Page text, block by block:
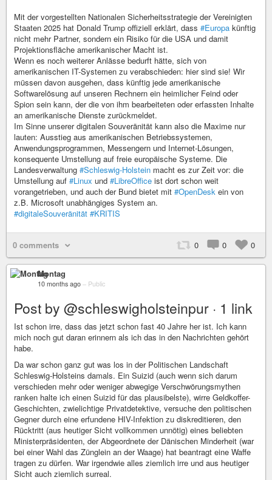
Mit der vorgestellten Nationalen Sicherheitsstrategie der Vereinigten
Staaten 2025 hat Donald Trump offiziell erklärt, dass #Europa künftig
nicht mehr Partner, sondern ein Risiko für die USA und damit
Projektionsfläche amerikanischer Macht ist.
Wenn es noch weiterer Anlässe bedurft hätte, sich von
amerikanischen IT-Systemen zu verabschieden: hier sind sie! Wir
müssen davon ausgehen, dass künftig jede amerikanische
Softwarelösung auf unseren Rechnern ein heimlicher Feind oder
Spion sein kann, der die von ihm bearbeiteten oder erfassten Inhalte
an amerikanische Dienste zurückmeldet.
Im Sinne unserer digitalen Souveränität kann also die Maxime nur
lauten: Ausstieg aus amerikanischen Betriebssystemen,
Anwendungsprogrammen, Messengern und Internet-Lösungen,
konsequente Umstellung auf freie europäische Systeme. Die
Landesverwaltung #Schleswig-Holstein macht es zur Zeit vor: die
Umstellung auf #Linux und #LibreOffice ist dort schon weit
vorangetrieben, und auch der Bund bietet mit #OpenDesk ein von
z.B. Microsoft unabhängiges System an.
#digitaleSouveränität #KRITIS
0 comments 0 0 0
Montag
10 months ago – Public
Post by @schleswigholsteinpur · 1 link
Ist schon irre, dass das jetzt schon fast 40 Jahre her ist. Ich kann
mich noch gut daran erinnern als ich das in den Nachrichten gehört
habe.
Da war schon ganz gut was los in der Politischen Landschaft
Schleswig-Holsteins damals. Ein Suizid (auch wenn sich darum
verschieden mehr oder weniger abwegige Verschwörungsmythen
ranken halte ich einen Suizid für das plausibelste), wirre Geldkoffer-
Geschichten, zwielichtige Privatdetektive, versuche den politischen
Gegner durch eine erfundene HIV-Infektion zu diskreditieren, den
Rücktritt (aus heutiger Sicht vollkommen unnötig) eines beliebten
Ministerpräsidenten, der Abgeordnete der Dänischen Minderheit (war
bei einer Wahl das Zünglein an der Waage) hat beantragt eine Waffe
tragen zu dürfen. War irgendwie alles ziemlich irre und aus heutiger
Sicht auch ziemlich surreal.